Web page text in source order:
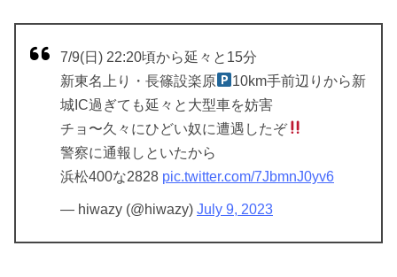
7/9(日) 22:20頃から延々と15分
新東名上り・長篠設楽原
10km手前辺りから新
城IC過ぎても延々と大型車を妨害
チョ〜久々にひどい奴に遭遇したぞ
警察に通報しといたから
浜松400な2828 pic.twitter.com/7JbmnJ0yv6
— hiwazy (@hiwazy) July 9, 2023